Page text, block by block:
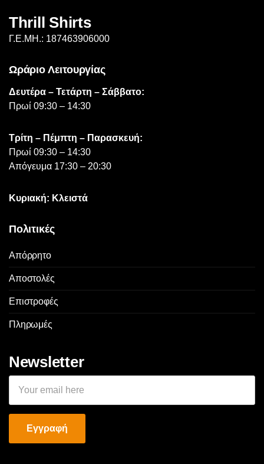
Thrill Shirts
Γ.Ε.ΜΗ.: 187463906000
Ωράριο Λειτουργίας
Δευτέρα – Τετάρτη – Σάββατο:
Πρωί 09:30 – 14:30
Τρίτη – Πέμπτη – Παρασκευή:
Πρωί 09:30 – 14:30
Απόγευμα 17:30 – 20:30
Κυριακή: Κλειστά
Πολιτικές
Απόρρητο
Αποστολές
Επιστροφές
Πληρωμές
Newsletter